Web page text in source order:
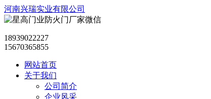
河南兴瑞实业有限公司
18939022227
15670365855
网站首页
关于我们
公司简介
企业风采